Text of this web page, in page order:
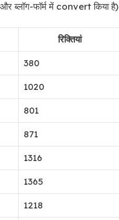
ब्लॉग-फॉर्म में convert किया है)
रिक्तियां
380
1020
801
871
1316
1365
1218